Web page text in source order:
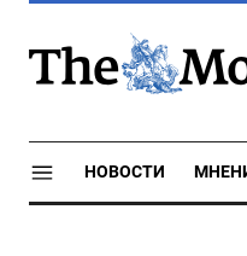
НОВОСТИ